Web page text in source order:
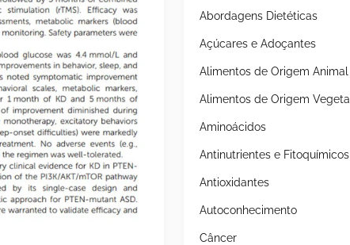
Abordagens Dietéticas
Açúcares e Adoçantes
Alimentos de Origem Animal
Alimentos de Origem Vegetal
Aminoácidos
Antinutrientes e Fitoquímicos
Antioxidantes
Autoconhecimento
Câncer